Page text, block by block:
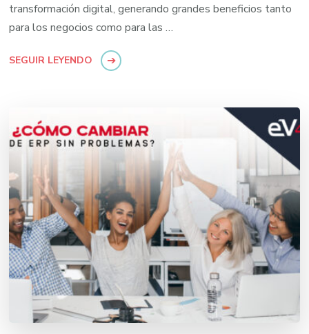
transformación digital, generando grandes beneficios tanto
para los negocios como para las …
SEGUIR LEYENDO